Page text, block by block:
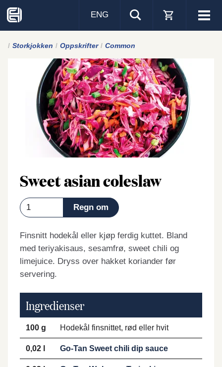
Visa
ENG
Storkjokken Oppskrifter Common
Sweet asian coleslaw
Finsnitt hodekål eller kjøp ferdig kuttet. Bland
med teriyakisaus, sesamfrø, sweet chili og
limejuice. Dryss over hakket koriander før
servering.
Ingredienser
100 g Hodekål finsnittet, rød eller hvit
0,02 l Go-Tan Sweet chili dip sauce